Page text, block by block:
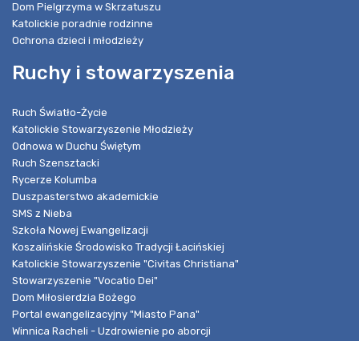
Dom Pielgrzyma w Skrzatuszu
Katolickie poradnie rodzinne
Ochrona dzieci i młodzieży
Ruchy i stowarzyszenia
Ruch Światło-Życie
Katolickie Stowarzyszenie Młodzieży
Odnowa w Duchu Świętym
Ruch Szensztacki
Rycerze Kolumba
Duszpasterstwo akademickie
SMS z Nieba
Szkoła Nowej Ewangelizacji
Koszalińskie Środowisko Tradycji Łacińskiej
Katolickie Stowarzyszenie "Civitas Christiana"
Stowarzyszenie "Vocatio Dei"
Dom Miłosierdzia Bożego
Portal ewangelizacyjny "Miasto Pana"
Winnica Racheli - Uzdrowienie po aborcji